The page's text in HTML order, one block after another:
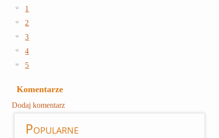
1
2
3
4
5
Komentarze
Dodaj komentarz
Popularne